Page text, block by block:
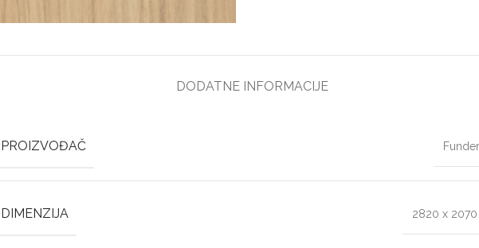
DODATNE INFORMACIJE
PROIZVOĐAČ
DIMENZIJA 2820 x